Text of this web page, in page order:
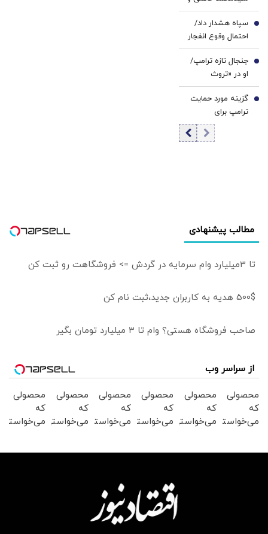
اوضاع کشور بی‌خبر
نیست، این ما
هستیم که
ظریف بر پیکر
ابوالقاسم
قاسم‌زاده/ همتی
هم برای تشییع
آمده بود+ تصاویر
سپاه هشدار داد/
احتمال وقوع انفجار
در این منطقه وجود
دارد
5
جنجال تازه ترامپ/
او در «تروث
سوشال» اعلام
پیروزی کرد
6
گزینه مورد حمایت
ترامپ برای
انتخابات 2028
آمریکا فاش شد
7
مطالب پیشنهادی
تا 3میلیارد وام سرمایه در گردش => فروشگاهت رو ثبت کن
500$ هدیه به کاربران جدید،ثبت نام کن
صاحب فروشگاه هستی؟ وام تا ۳ میلیارد تومان بگیر
از سراسر وب
محصولی
که
می‌خواستی
محصولی
که
می‌خواستی
محصولی
که
می‌خواستی
بخر !
محصولی
که
می‌خواستی
بخر !
محصولی
که
می‌خواستی
محصولی
که
می‌خواستی